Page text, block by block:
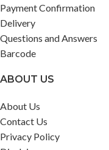
Payment Confirmation
Delivery
Questions and Answers
Barcode
ABOUT US
About Us
Contact Us
Privacy Policy